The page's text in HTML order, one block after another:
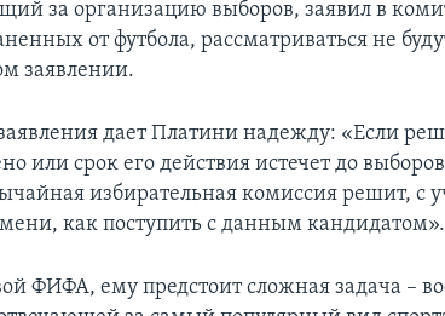
за организацию выборов, заявил в
от футбола, рассматриваться не
заявлении.
дает Платини надежду: «Если
или срок его действия истечет до выборов
избирательная комиссия решит, с
как поступить с данным кандидатом».
ФИФА, ему предстоит сложная задача –